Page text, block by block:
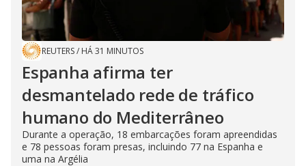
REUTERS/ HÁ 31 MINUTOS
Espanha afirma ter
desmantelado rede de tráfico
humano do Mediterrâneo
Durante a operação, 18 embarcações foram apreendidas
e 78 pessoas foram presas, incluindo 77 na Espanha e
uma na Argélia